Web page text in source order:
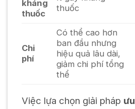
kháng
thuốc
thuốc
Chi
phí
Có thể cao hơn
ban đầu nhưng
hiệu quả lâu dài,
giảm chi phí tổng
thể
Việc lựa chọn giải pháp